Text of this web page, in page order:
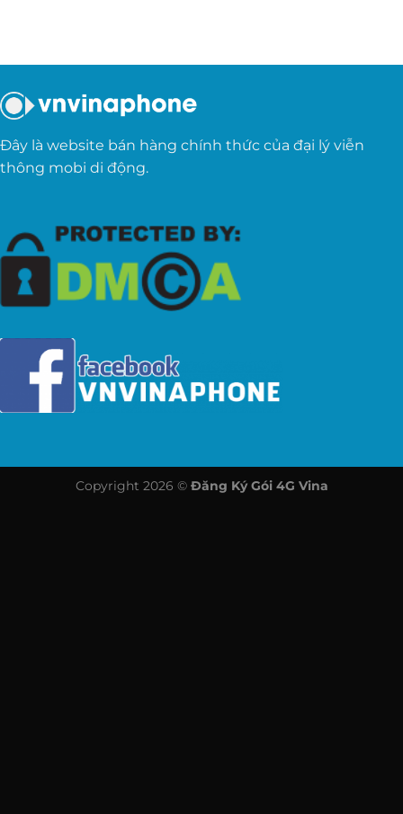
Đây là website bán hàng chính thức của đại lý viễn
thông mobi di động.
Copyright 2026 © Đăng Ký Gói 4G Vina